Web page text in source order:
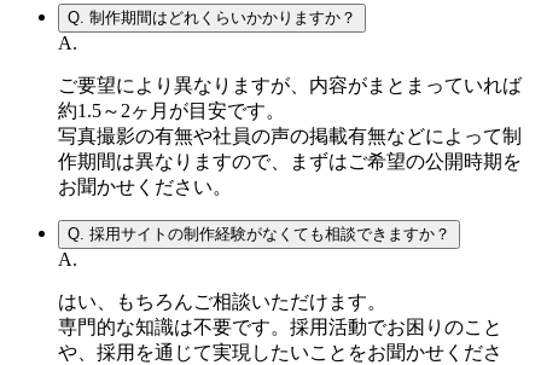
Q. 制作期間はどれくらいかかりますか？
A.
ご要望により異なりますが、内容がまとまっていれば
約1.5～2ヶ月が目安です。
写真撮影の有無や社員の声の掲載有無などによって制
作期間は異なりますので、まずはご希望の公開時期を
お聞かせください。
Q. 採用サイトの制作経験がなくても相談できますか？
A.
はい、もちろんご相談いただけます。
専門的な知識は不要です。採用活動でお困りのこと
や、採用を通じて実現したいことをお聞かせくださ